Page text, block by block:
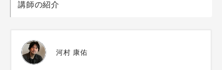
講師の紹介
河村 康佑